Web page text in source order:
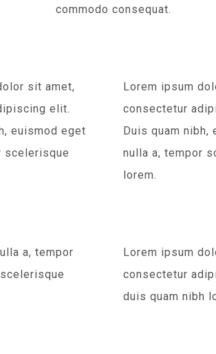
commodo consequat.
sit amet,
elit.
euismod eget
scelerisque
Lorem ipsum
consectetur
Duis quam nibh,
nulla a, tempor
lorem.
a, tempor
Lorem ipsum
consectetur
duis quam nibh